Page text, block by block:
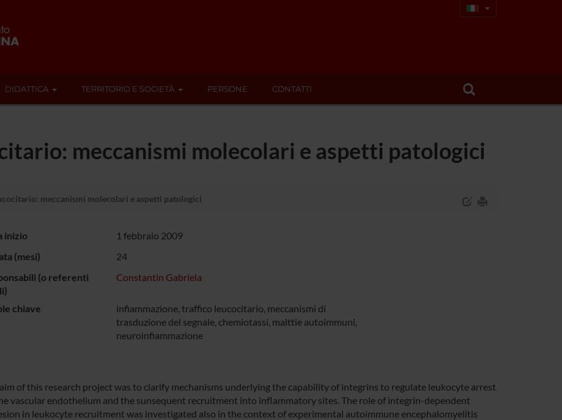
DIDATTICA TERRITORIO E SOCIETÀ PERSONE CONTATTI
meccanismi molecolari e aspetti patologici
meccanismi molecolari e aspetti patologici
inizio
1 febbraio 2009
(mesi)
24
(o referenti
Constantin Gabriela
chiave
infiammazione, traffico leucocitario, meccanismi di
trasduzione del segnale, chemiotassi, malttie autoimmuni,
neuroinfiammazione
of this research project was to clarify mechanisms underlying the capability of integrins to regulate leukocyte arrest
vascular endothelium and the sunsequent recruitment into inflammatory sites. The role of integrin-dependent
in leukocyte recruitment was investigated also in the context of experimental autoimmune encephalomyelitis